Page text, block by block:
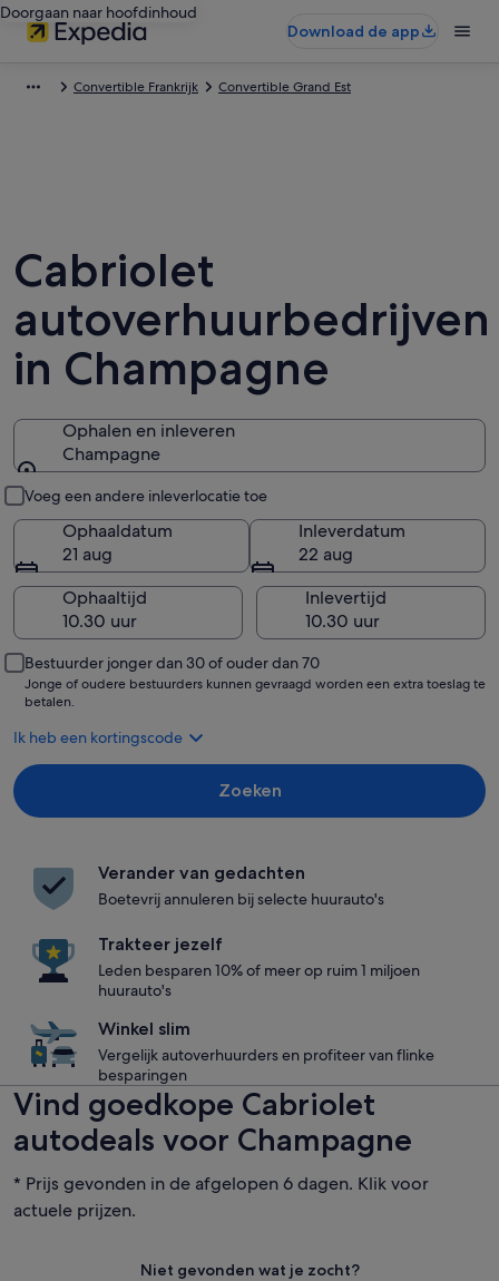
Doorgaan naar hoofdinhoud
Download de app
Convertible Frankrijk Convertible Grand Est
Cabriolet
autoverhuurbedrijven
in Champagne
Ophalen en inleveren
Champagne
Voeg een andere inleverlocatie toe
Ophaaldatum
21 aug
Inleverdatum
22 aug
Ophaaltijd
Inlevertijd
Bestuurder jonger dan 30 of ouder dan 70
Jonge of oudere bestuurders kunnen gevraagd worden een extra toeslag te
betalen.
Ik heb een kortingscode
Zoeken
Verander van gedachten
Boetevrij annuleren bij selecte huurauto's
Trakteer jezelf
Leden besparen 10% of meer op ruim 1 miljoen
huurauto's
Winkel slim
Vergelijk autoverhuurders en profiteer van flinke
besparingen
Vind goedkope Cabriolet
autodeals voor Champagne
* Prijs gevonden in de afgelopen 6 dagen. Klik voor
actuele prijzen.
Niet gevonden wat je zocht?